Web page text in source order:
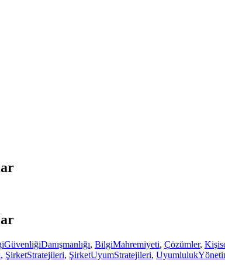
, BilgiMahremiyeti, Çözümler,
, ŞirketStratejileri, ŞirketUyumStratejileri,